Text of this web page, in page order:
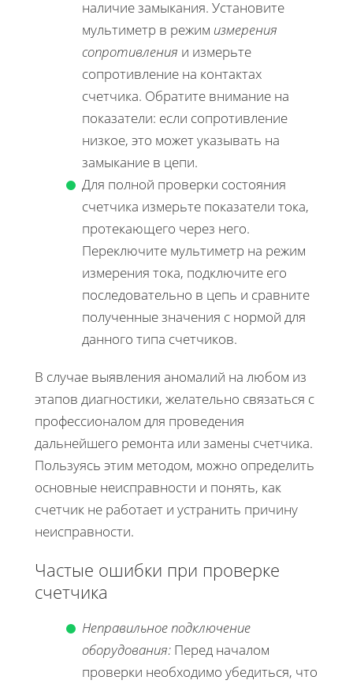
наличие замыкания. Установите
мультиметр в режим измерения
сопротивления и измерьте
сопротивление на контактах
счетчика. Обратите внимание на
показатели: если сопротивление
низкое, это может указывать на
замыкание в цепи.
Для полной проверки состояния
счетчика измерьте показатели тока,
протекающего через него.
Переключите мультиметр на режим
измерения тока, подключите его
последовательно в цепь и сравните
полученные значения с нормой для
данного типа счетчиков.
В случае выявления аномалий на любом из
этапов диагностики, желательно связаться с
профессионалом для проведения
дальнейшего ремонта или замены счетчика.
Пользуясь этим методом, можно определить
основные неисправности и понять, как
счетчик не работает и устранить причину
неисправности.
Частые ошибки при проверке
счетчика
Неправильное подключение
оборудования: Перед началом
проверки необходимо убедиться, что